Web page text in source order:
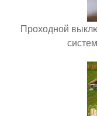
Проходной